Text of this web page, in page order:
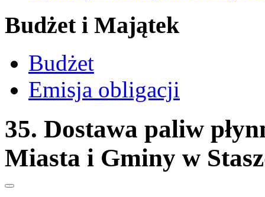
Budżet i Majątek
Budżet
Emisja obligacji
35. Dostawa paliw
Miasta i Gminy w